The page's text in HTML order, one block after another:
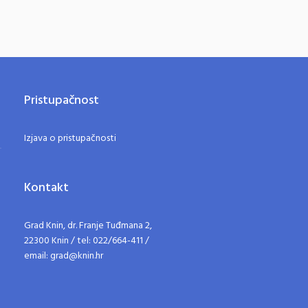
Pristupačnost
Izjava o pristupačnosti
Kontakt
Grad Knin, dr. Franje Tuđmana 2,
22300 Knin / tel: 022/664-411 /
email: grad@knin.hr